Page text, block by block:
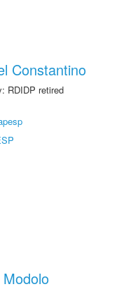
Constantino
RDIDP retired